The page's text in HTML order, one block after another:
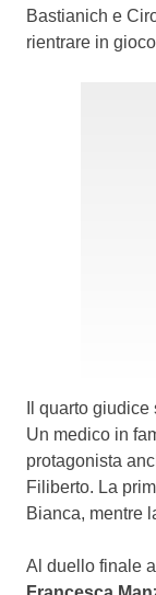
Bastianich e
rientrare in
Il quarto giudice
Un medico in
protagonista
Filiberto. La
Bianca, mentre
Al duello finale